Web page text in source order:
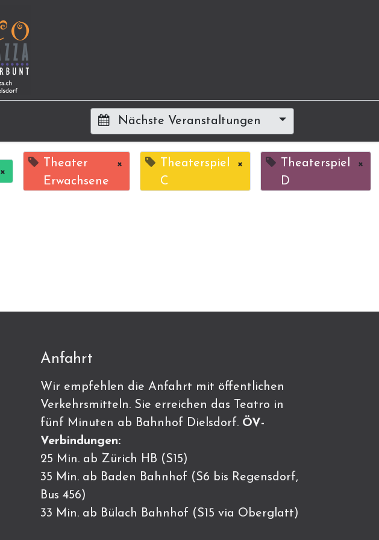
Nächste Veranstaltungen
×
Theater
Erwachsene
×
Theaterspiel
C
×
Theaterspiel
D
×
Anfahrt
Wir empfehlen die Anfahrt mit öffentlichen
Verkehrsmitteln. Sie erreichen das Teatro in
fünf Minuten ab Bahnhof Dielsdorf. ÖV-
Verbindungen:
25 Min. ab Zürich HB (S15)
35 Min. ab Baden Bahnhof (S6 bis Regensdorf,
Bus 456)
33 Min. ab Bülach Bahnhof (S15 via Oberglatt)